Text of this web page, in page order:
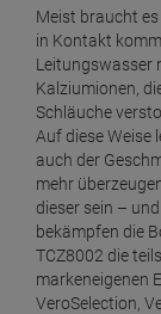
Meist braucht
in Kontakt
Leitungswasser
Kalziumionen,
Schläuche
Auf diese Weise
auch der
mehr
dieser sein –
bekämpfen die
TCZ8002 die
markeneigenen
VeroSelection,